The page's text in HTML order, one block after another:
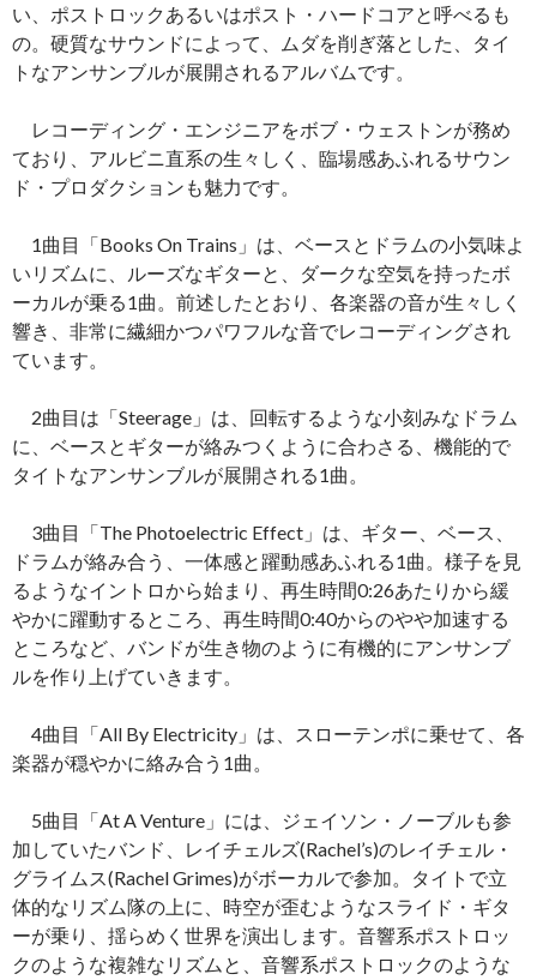
い、ポストロックあるいはポスト・ハードコアと呼べるも
の。硬質なサウンドによって、ムダを削ぎ落とした、タイ
トなアンサンブルが展開されるアルバムです。
レコーディング・エンジニアをボブ・ウェストンが務め
ており、アルビニ直系の生々しく、臨場感あふれるサウン
ド・プロダクションも魅力です。
1曲目「Books On Trains」は、ベースとドラムの小気味よ
いリズムに、ルーズなギターと、ダークな空気を持ったボ
ーカルが乗る1曲。前述したとおり、各楽器の音が生々しく
響き、非常に繊細かつパワフルな音でレコーディングされ
ています。
2曲目は「Steerage」は、回転するような小刻みなドラム
に、ベースとギターが絡みつくように合わさる、機能的で
タイトなアンサンブルが展開される1曲。
3曲目「The Photoelectric Effect」は、ギター、ベース、
ドラムが絡み合う、一体感と躍動感あふれる1曲。様子を見
るようなイントロから始まり、再生時間0:26あたりから緩
やかに躍動するところ、再生時間0:40からのやや加速する
ところなど、バンドが生き物のように有機的にアンサンブ
ルを作り上げていきます。
4曲目「All By Electricity」は、スローテンポに乗せて、各
楽器が穏やかに絡み合う1曲。
5曲目「At A Venture」には、ジェイソン・ノーブルも参
加していたバンド、レイチェルズ(Rachel’s)のレイチェル・
グライムス(Rachel Grimes)がボーカルで参加。タイトで立
体的なリズム隊の上に、時空が歪むようなスライド・ギタ
ーが乗り、揺らめく世界を演出します。音響系ポストロッ
クのような複雑なリズムと、音響系ポストロックのような